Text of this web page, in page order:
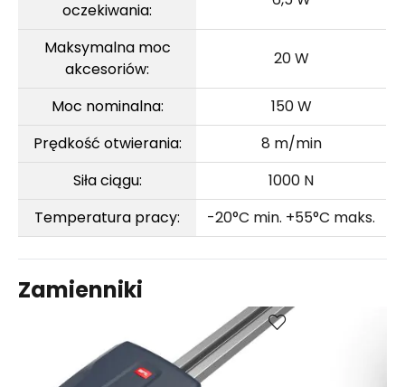
oczekiwania:
Maksymalna moc
akcesoriów:
20 W
Moc nominalna:
150 W
Prędkość otwierania:
8 m/min
Siła ciągu:
1000 N
Temperatura pracy:
-20°C min. +55°C maks.
Zamienniki
Skontaktuj
się z nami